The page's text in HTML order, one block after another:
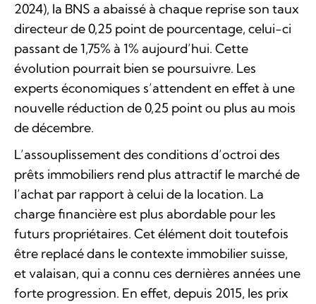
2024), la BNS a abaissé à chaque reprise son taux
directeur de 0,25 point de pourcentage, celui-ci
passant de 1,75% à 1% aujourd’hui. Cette
évolution pourrait bien se poursuivre. Les
experts économiques s’attendent en effet à une
nouvelle réduction de 0,25 point ou plus au mois
de décembre.
L’assouplissement des conditions d’octroi des
prêts immobiliers rend plus attractif le marché de
l’achat par rapport à celui de la location. La
charge financière est plus abordable pour les
futurs propriétaires. Cet élément doit toutefois
être replacé dans le contexte immobilier suisse,
et valaisan, qui a connu ces dernières années une
forte progression. En effet, depuis 2015, les prix